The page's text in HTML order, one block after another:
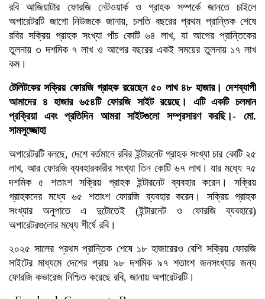
রবি আজিয়াটার ফোরজি নেটওয়ার্ক ও গ্রাহক সম্পর্কে জানতে চাইলে
অপারেটরটি জাগো নিউজকে জানায়, চলতি বছরের প্রথম প্রান্তিক শেষে
রবির সক্রিয় গ্রাহক সংখ্যা পাঁচ কোটি ৬৪ লাখ, যা আগের প্রান্তিকের
তুলনায় ৩ দশমিক ৭ লাখ ও আগের বছরের একই সময়ের তুলনায় ১৭ লাখ
কম।
টেলিটকের সক্রিয় ফোরজি গ্রাহক রয়েছেন ৫০ লাখ ৪৮ হাজার। দেশব্যাপী
আমাদের ৪ হাজার ৬৫৪টি ফোরজি সাইট রয়েছে। এটি একটি চলমান
প্রক্রিয়া এবং প্রতিদিন আমরা সাইটগুলো সম্প্রসারণ করছি।- মো.
সামসুজ্জোহা
অপারেটরটি বলছে, দেশে বর্তমানে রবির ইন্টারনেট গ্রাহক সংখ্যা চার কোটি ২৫
লাখ, আর ফোরজি ব্যবহারকারীর সংখ্যা তিন কোটি ৬৭ লাখ। যার মধ্যে ৭৫
দশমিক ৫ শতাংশ সক্রিয় গ্রাহক ইন্টারনেট ব্যবহার করেন। সক্রিয়
গ্রাহকদের মধ্যে ৬৫ শতাংশ ফোরজি ব্যবহার করেন। সক্রিয় গ্রাহক
সংখ্যার অনুপাতে এ দুটোতেই (ইন্টারনেট ও ফোরজি ব্যবহারে)
অপারেটরগুলোর মধ্যে শীর্ষে রবি।
২০২৫ সালের প্রথম প্রান্তিক শেষে ১৮ হাজারেরও বেশি সক্রিয় ফোরজি
সাইটের মাধ্যমে দেশের প্রায় ৯৮ দশমিক ৯৭ শতাংশ জনসংখ্যার জন্য
ফোরজি কভারেজ নিশ্চিত করেছে রবি, জানায় অপারেটরটি।